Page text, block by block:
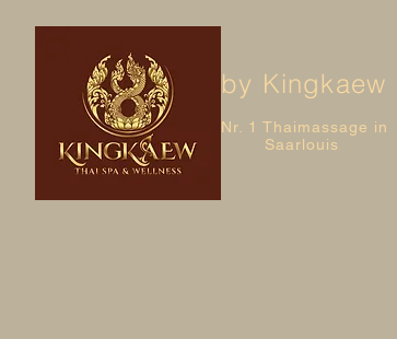
by Kingkaew
Nr. 1 Thaimassage in
Saarlouis